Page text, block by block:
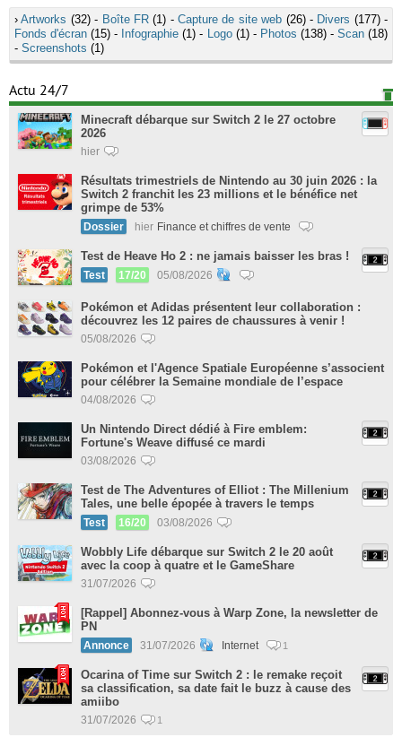
›Artworks (32) - Boîte FR(1) - Capture de site web (26) - Divers (177) -
Fonds d'écran (15) - Infographie (1) - Logo(1) - Photos (138) - Scan(18)
- Screenshots (1)
Actu 24/7
Minecraft débarque sur Switch 2 le 27 octobre
2026
hier
Résultats trimestriels de Nintendo au 30 juin 2026 : la
Switch 2 franchit les 23 millions et le bénéfice net
grimpe de 53%
Dossier hier Finance et chiffres de vente
Test de Heave Ho 2 : ne jamais baisser les bras !
Test 17/20 05/08/2026
Pokémon et Adidas présentent leur collaboration :
découvrez les 12 paires de chaussures à venir !
05/08/2026
Pokémon et l'Agence Spatiale Européenne s’associent
pour célébrer la Semaine mondiale de l’espace
04/08/2026
Un Nintendo Direct dédié à Fire emblem:
Fortune's Weave diffusé ce mardi
03/08/2026
Test de The Adventures of Elliot : The Millenium
Tales, une belle épopée à travers le temps
Test 16/20 03/08/2026
Wobbly Life débarque sur Switch 2 le 20 août
avec la coop à quatre et le GameShare
31/07/2026
[Rappel] Abonnez-vous à Warp Zone, la newsletter de
PN
Annonce 31/07/2026 Internet 1
Ocarina of Time sur Switch 2 : le remake reçoit
sa classification, sa date fait le buzz à cause des
amiibo
31/07/2026 1